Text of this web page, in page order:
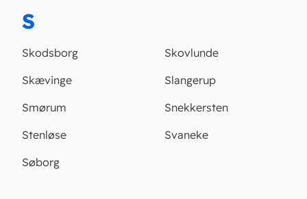
S
Skodsborg
Skovlunde
Skævinge
Slangerup
Smørum
Snekkersten
Stenløse
Svaneke
Søborg